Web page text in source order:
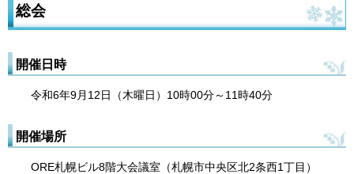
総会
開催日時
令和6年9月12日（木曜日）10時00分～11時40分
開催場所
ORE札幌ビル8階大会議室（札幌市中央区北2条西1丁目）